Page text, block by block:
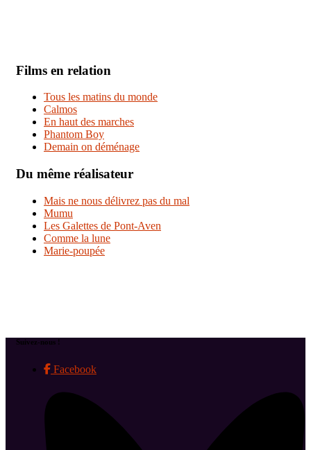
Films en relation
Tous les matins du monde
Calmos
En haut des marches
Phantom Boy
Demain on déménage
Du même réalisateur
Mais ne nous délivrez pas du mal
Mumu
Les Galettes de Pont-Aven
Comme la lune
Marie-poupée
Suivez-nous !
Facebook